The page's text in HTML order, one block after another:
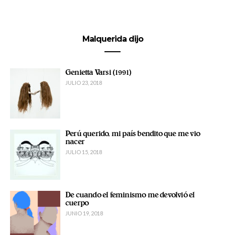
Malquerida dijo
Genietta Varsi (1991)
JULIO 23, 2018
Perú querido, mi país bendito que me vio
nacer
JULIO 15, 2018
De cuando el feminismo me devolvió el
cuerpo
JUNIO 19, 2018